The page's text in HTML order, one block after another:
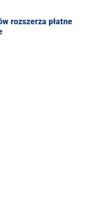
rozszerza płatne